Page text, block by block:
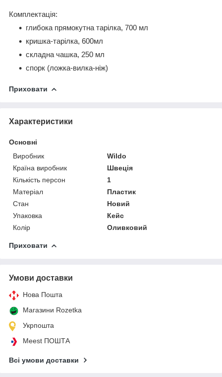
Комплектація:
глибока прямокутна тарілка, 700 мл
кришка-тарілка, 600мл
складна чашка, 250 мл
спорк (ложка-вилка-ніж)
Приховати
Характеристики
Основні
Виробник
Wildo
Країна виробник
Швеція
Кількість персон
1
Матеріал
Пластик
Стан
Новий
Упаковка
Кейс
Колір
Оливковий
Приховати
Умови доставки
Нова Пошта
Магазини Rozetka
Укрпошта
Meest ПОШТА
Всі умови доставки